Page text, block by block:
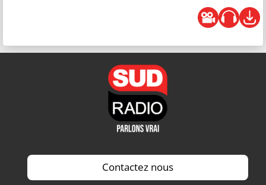
Contactez nous